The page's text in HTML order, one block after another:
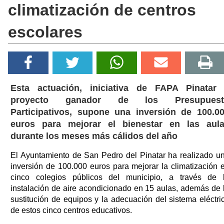
climatización de centros
escolares
Esta actuación, iniciativa de FAPA Pinatar
proyecto ganador de los
Participativos, supone una inversión de
euros para mejorar el bienestar en las
durante los meses más cálidos del año
El Ayuntamiento de San Pedro del Pinatar ha realizado
inversión de 100.000 euros para mejorar la climatización
cinco colegios públicos del municipio, a través de
instalación de aire acondicionado en 15 aulas, además de
sustitución de equipos y la adecuación del sistema
de estos cinco centros educativos.